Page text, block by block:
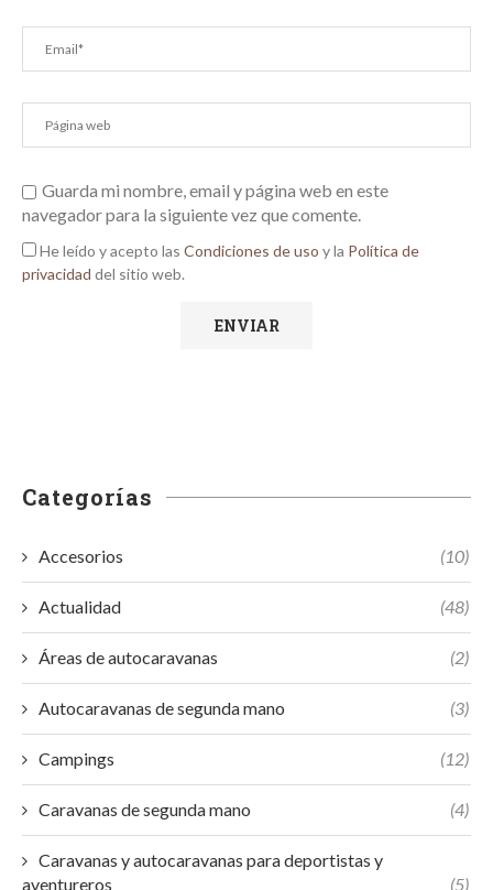
Guarda mi nombre, email y página web en este
navegador para la siguiente vez que comente.
He leído y acepto las Condiciones de uso y la Política de
privacidad del sitio web.
Categorías
Accesorios (10)
Actualidad (48)
Áreas de autocaravanas (2)
Autocaravanas de segunda mano (3)
Campings (12)
Caravanas de segunda mano (4)
Caravanas y autocaravanas para deportistas y
aventureros
(5)